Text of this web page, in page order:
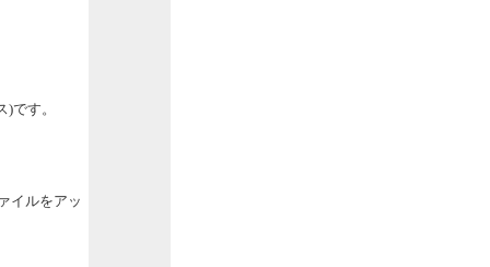
です。
イルをアッ